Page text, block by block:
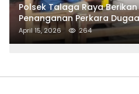
Polsek Talaga Raya
Penanganan Perkara
Talaga Besar
April 15, 2026 264